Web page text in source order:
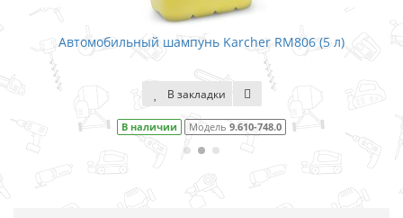
(5 л) Автомобильный шампунь Karcher
В закладки
В наличии Модель